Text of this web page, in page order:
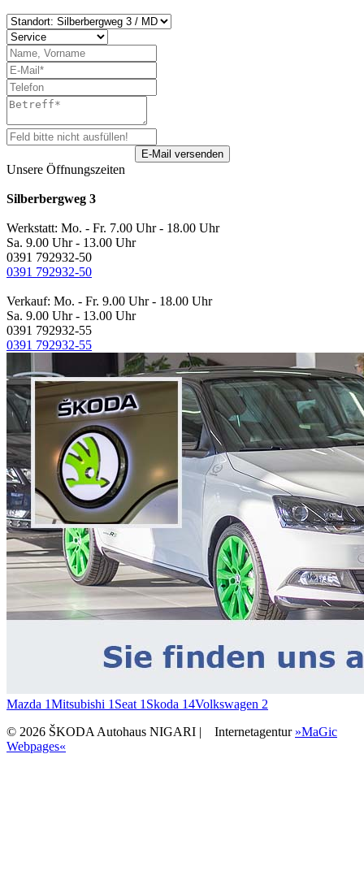
Unsere Öffnungszeiten
Silberbergweg 3
Werkstatt: Mo. - Fr. 7.00 Uhr - 18.00 Uhr
Sa. 9.00 Uhr - 13.00 Uhr
0391 792932-50
0391 792932-50
Verkauf: Mo. - Fr. 9.00 Uhr - 18.00 Uhr
Sa. 9.00 Uhr - 13.00 Uhr
0391 792932-55
0391 792932-55
Mazda 1Mitsubishi 1 Seat 1 Skoda 14Volkswagen 2
© 2026 ŠKODA Autohaus NIGARI |
Internetagentur »MaGic
Webpages«